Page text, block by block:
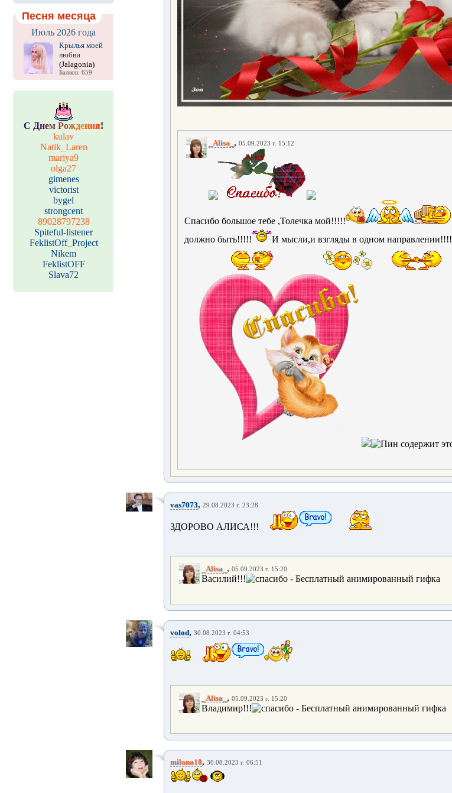
Песня месяца
Июль 2026 года
Крылья моей
любви
(Jalagonia)
Баллов: 659
С Днем Рождения!
kulav
Natik_Laren
mariya9
olga27
gimenes
victorist
bygel
strongcent
89028797238
Spiteful-listener
FeklistOff_Project
Nikem
FeklistOFF
Slava72
_Alisa_ , 05.09.2023 г. 15:12
Спасибо большое тебе ,Толечка мой!!!!!
должно быть!!!!!
И мысли,и взгляды в одном направлении!!!!
vas7073, 29.08.2023 г. 23:28
ЗДОРОВО АЛИСА!!!
_Alisa_ , 05.09.2023 г. 15:20
Василий!!!
volod, 30.08.2023 г. 04:53
_Alisa_ , 05.09.2023 г. 15:20
Владимир!!!
milana18, 30.08.2023 г. 06:51